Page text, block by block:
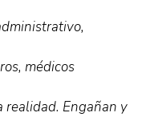
médicos
realidad. Engañan y